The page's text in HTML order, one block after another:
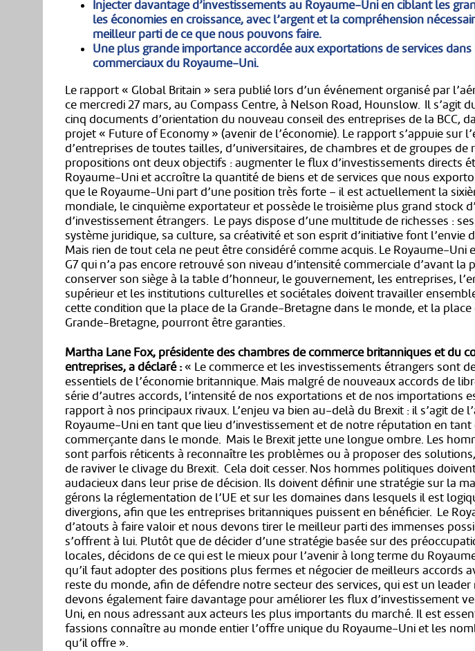
Injecter davantage d’investissements au Royaume-Uni en ciblant les
les économies en croissance, avec l’argent et la compréhension
meilleur parti de ce que nous pouvons faire.
Une plus grande importance accordée aux exportations de services dans
commerciaux du Royaume-Uni.
Le rapport « Global Britain » sera publié lors d’un événement organisé par
ce mercredi 27 mars, au Compass Centre, à Nelson Road, Hounslow. Il s’agit
cinq documents d’orientation du nouveau conseil des entreprises de la BCC,
projet « Future of Economy » (avenir de l’économie). Le rapport s’appuie sur
d’entreprises de toutes tailles, d’universitaires, de chambres et de groupes de
propositions ont deux objectifs : augmenter le flux d’investissements directs
Royaume-Uni et accroître la quantité de biens et de services que nous
que le Royaume-Uni part d’une position très forte – il est actuellement la
mondiale, le cinquième exportateur et possède le troisième plus grand stock
d’investissement étrangers. Le pays dispose d’une multitude de richesses :
système juridique, sa culture, sa créativité et son esprit d’initiative font l’envie
Mais rien de tout cela ne peut être considéré comme acquis. Le Royaume-Uni
G7 qui n’a pas encore retrouvé son niveau d’intensité commerciale d’avant la
conserver son siège à la table d’honneur, le gouvernement, les entreprises,
supérieur et les institutions culturelles et sociétales doivent travailler
cette condition que la place de la Grande-Bretagne dans le monde, et la
Grande-Bretagne, pourront être garanties.
Martha Lane Fox, présidente des chambres de commerce britanniques et du
entreprises, a déclaré :« Le commerce et les investissements étrangers sont
essentiels de l’économie britannique. Mais malgré de nouveaux accords de
série d’autres accords, l’intensité de nos exportations et de nos importations
rapport à nos principaux rivaux. L’enjeu va bien au-delà du Brexit : il s’agit de
Royaume-Uni en tant que lieu d’investissement et de notre réputation en tant
commerçante dans le monde. Mais le Brexit jette une longue ombre. Les
sont parfois réticents à reconnaître les problèmes ou à proposer des
de raviver le clivage du Brexit. Cela doit cesser. Nos hommes politiques
audacieux dans leur prise de décision. Ils doivent définir une stratégie sur la
gérons la réglementation de l’UE et sur les domaines dans lesquels il est
divergions, afin que les entreprises britanniques puissent en bénéficier. Le
d’atouts à faire valoir et nous devons tirer le meilleur parti des immenses
s’offrent à lui. Plutôt que de décider d’une stratégie basée sur des
locales, décidons de ce qui est le mieux pour l’avenir à long terme du
qu’il faut adopter des positions plus fermes et négocier de meilleurs accords
reste du monde, afin de défendre notre secteur des services, qui est un
devons également faire davantage pour améliorer les flux d’investissement
Uni, en nous adressant aux acteurs les plus importants du marché. Il est
fassions connaître au monde entier l’offre unique du Royaume-Uni et les
qu’il offre ».